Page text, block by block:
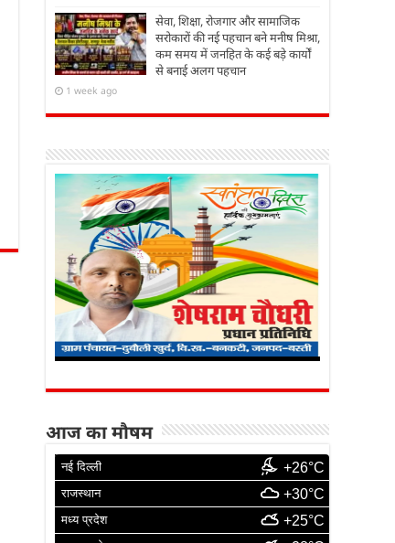
सेवा, शिक्षा, रोजगार और सामाजिक
सरोकारों की नई पहचान बने मनीष मिश्रा,
कम समय में जनहित के कई बड़े कार्यों
से बनाई अलग पहचान
1 week ago
आज का मौषम
नई दिल्ली +26°C
राजस्थान +30°C
मध्य प्रदेश +25°C